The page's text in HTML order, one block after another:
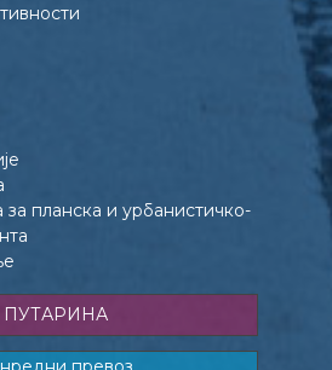
планска и урбанистичко-
ПУТАРИНА